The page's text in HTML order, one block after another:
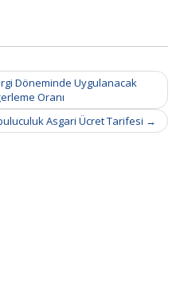
Döneminde Uygulanacak
Oranı
Asgari Ücret Tarifesi →